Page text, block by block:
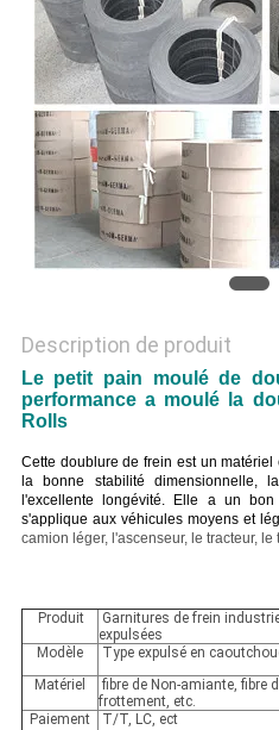
PRIVACY
POLICY
Description de produit
Le petit pain moulé de
performance a moulé la
Rolls
Cette doublure de frein est un
la bonne stabilité dimensionnelle,
l'excellente longévité. Elle a un
s'applique aux véhicules moyens et
camion léger, l'ascenseur, le tracteur, le
Produit
Garnitures de frein
expulsées
Modèle
Type expulsé en
Matériel
fibre de Non-amiante, fibre
frottement, etc.
Paiement
T/T, LC, ect